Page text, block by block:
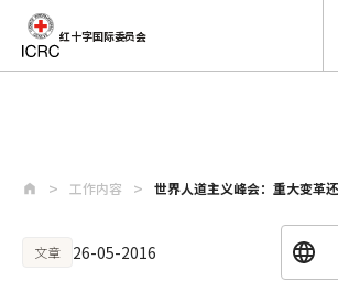
红十字国际委员会
工作内容 世界人道主义峰会：重大变革
文章 26-05-2016